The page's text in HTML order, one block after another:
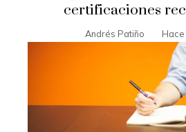
certificaciones
Andrés Patiño